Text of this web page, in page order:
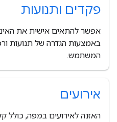
פקדים ותנועות
אפשר להתאים אישית את
באמצעות הגדרה של תנועות
המשתמש.
אירועים
האזנה לאירועים במפה, כולל